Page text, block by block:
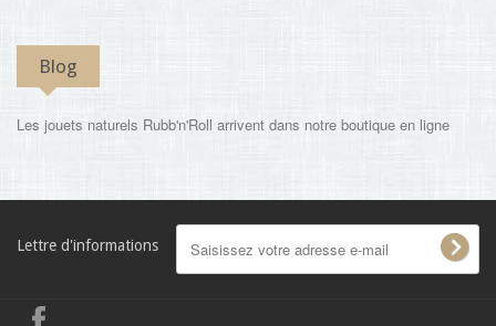
Blog
Les jouets naturels Rubb'n'Roll arrivent dans notre boutique en ligne
Lettre d'informations